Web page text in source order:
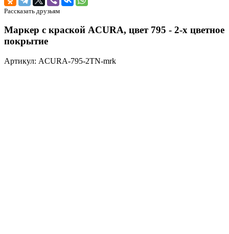
Рассказать друзьям
Маркер с краской ACURA, цвет 795 - 2-х цветное
покрытие
Артикул: ACURA-795-2TN-mrk